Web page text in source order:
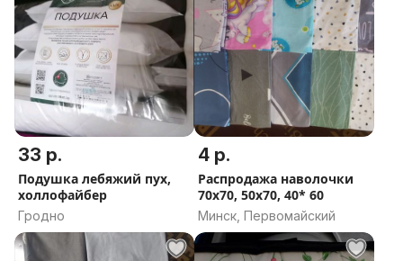
33 р.
Подушка лебяжий пух,
холлофайбер
Гродно
4 р.
Распродажа наволочки
70х70, 50х70, 40* 60
Минск, Первомайский